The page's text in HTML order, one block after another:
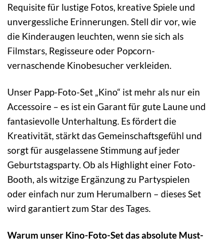
Requisite für lustige Fotos, kreative Spiele und
unvergessliche Erinnerungen. Stell dir vor, wie
die Kinderaugen leuchten, wenn sie sich als
Filmstars, Regisseure oder Popcorn-
vernaschende Kinobesucher verkleiden.
Unser Papp-Foto-Set „Kino“ ist mehr als nur ein
Accessoire – es ist ein Garant für gute Laune und
fantasievolle Unterhaltung. Es fördert die
Kreativität, stärkt das Gemeinschaftsgefühl und
sorgt für ausgelassene Stimmung auf jeder
Geburtstagsparty. Ob als Highlight einer Foto-
Booth, als witzige Ergänzung zu Partyspielen
oder einfach nur zum Herumalbern – dieses Set
wird garantiert zum Star des Tages.
Warum unser Kino-Foto-Set das absolute Must-